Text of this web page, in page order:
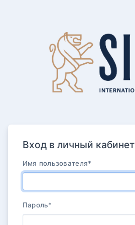
Вход в личный кабинет
Имя пользователя*
Пароль*